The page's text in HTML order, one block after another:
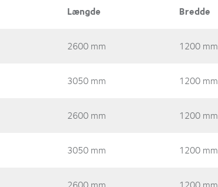
Længde Bredde
2600 mm 1200 mm
3050 mm 1200 mm
2600 mm 1200 mm
3050 mm 1200 mm